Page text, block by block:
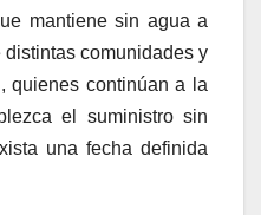
mantiene sin agua a
comunidades y
quienes continúan a la
el suministro sin
una fecha definida